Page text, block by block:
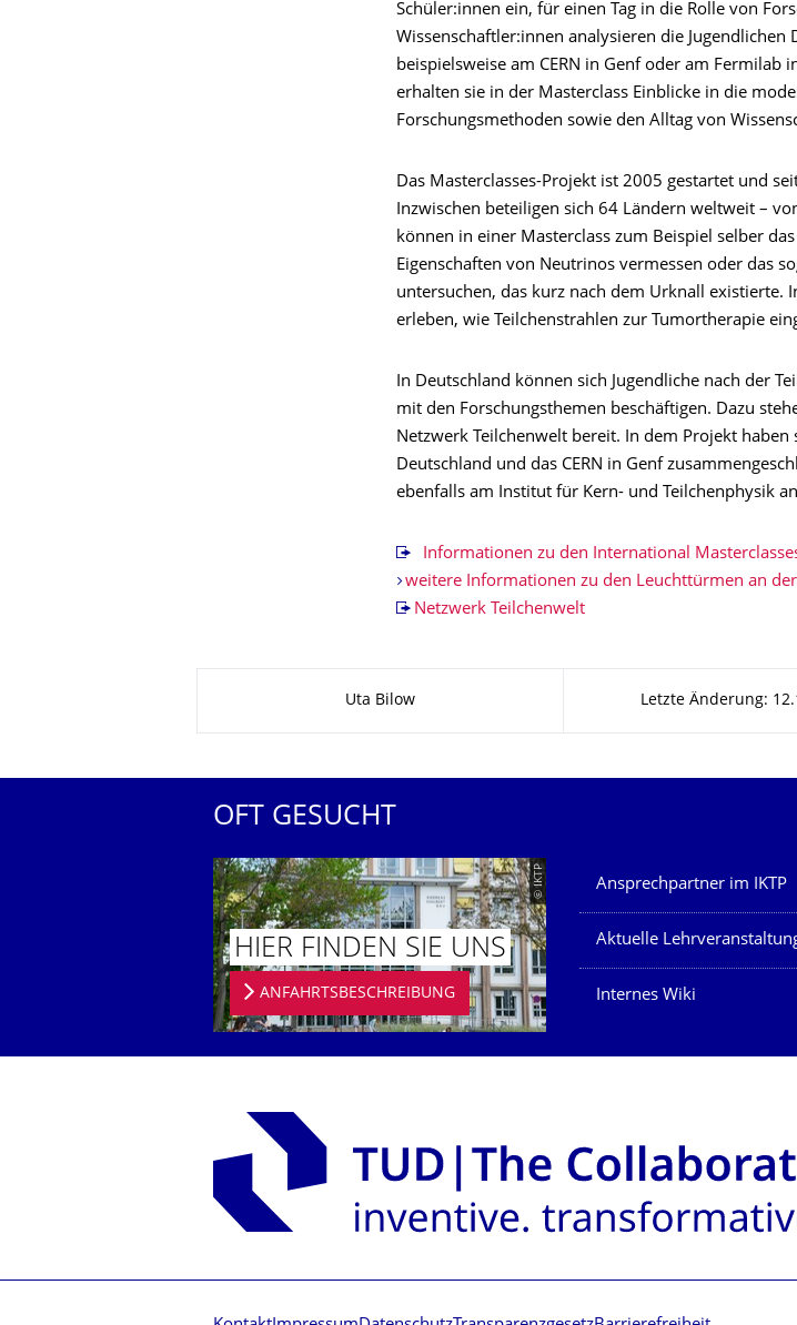
Schüler:innen ein, für einen Tag in die Rolle von
Wissenschaftler:innen analysieren die
beispielsweise am CERN in Genf oder am Fermilab
erhalten sie in der Masterclass Einblicke in die
Forschungsmethoden sowie den Alltag von
Das Masterclasses-Projekt ist 2005 gestartet und
Inzwischen beteiligen sich 64 Ländern weltweit –
können in einer Masterclass zum Beispiel selber
Eigenschaften von Neutrinos vermessen oder das
untersuchen, das kurz nach dem Urknall existierte.
erleben, wie Teilchenstrahlen zur Tumortherapie
In Deutschland können sich Jugendliche nach der
mit den Forschungsthemen beschäftigen. Dazu
Netzwerk Teilchenwelt bereit. In dem Projekt
Deutschland und das CERN in Genf
ebenfalls am Institut für Kern- und Teilchenphysik
Informationen zu den International
weitere Informationen zu den Leuchttürmen an der
Netzwerk Teilchenwelt
Uta Bilow Letzte Änderung:
OFT GESUCHT
© IKTP
HIER FINDEN SIE UNS
ANFAHRTSBESCHREIBUNG
Unsere Dienste
Ansprechpartner im IKTP
Aktuelle
Internes Wiki